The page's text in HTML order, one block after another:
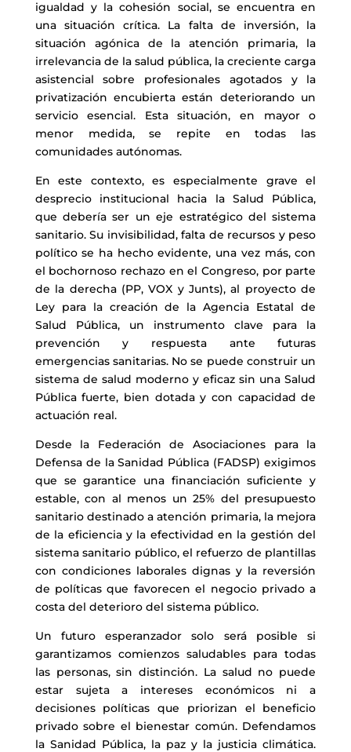
igualdad y la cohesión social, se encuentra en
una situación crítica. La falta de inversión, la
situación agónica de la atención primaria, la
irrelevancia de la salud pública, la creciente carga
asistencial sobre profesionales agotados y la
privatización encubierta están deteriorando un
servicio esencial. Esta situación, en mayor o
menor medida, se repite en todas las
comunidades autónomas.
En este contexto, es especialmente grave el
desprecio institucional hacia la Salud Pública,
que debería ser un eje estratégico del sistema
sanitario. Su invisibilidad, falta de recursos y peso
político se ha hecho evidente, una vez más, con
el bochornoso rechazo en el Congreso, por parte
de la derecha (PP, VOX y Junts), al proyecto de
Ley para la creación de la Agencia Estatal de
Salud Pública, un instrumento clave para la
prevención y respuesta ante futuras
emergencias sanitarias. No se puede construir un
sistema de salud moderno y eficaz sin una Salud
Pública fuerte, bien dotada y con capacidad de
actuación real.
Desde la Federación de Asociaciones para la
Defensa de la Sanidad Pública (FADSP) exigimos
que se garantice una financiación suficiente y
estable, con al menos un 25% del presupuesto
sanitario destinado a atención primaria, la mejora
de la eficiencia y la efectividad en la gestión del
sistema sanitario público, el refuerzo de plantillas
con condiciones laborales dignas y la reversión
de políticas que favorecen el negocio privado a
costa del deterioro del sistema público.
Un futuro esperanzador solo será posible si
garantizamos comienzos saludables para todas
las personas, sin distinción. La salud no puede
estar sujeta a intereses económicos ni a
decisiones políticas que priorizan el beneficio
privado sobre el bienestar común. Defendamos
la Sanidad Pública, la paz y la justicia climática.